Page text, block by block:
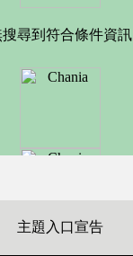
搜尋到符合條件資訊
主題入口宣告